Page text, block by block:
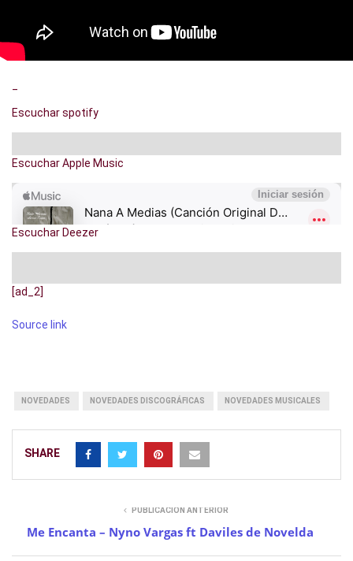
Escuchar spotify
Escuchar Apple Music
Escuchar Deezer
[ad_2]
Source link
NOVEDADES NOVEDADES DISCOGRÁFICAS NOVEDADES MUSICALES
SHARE
PUBLICACIÓN ANTERIOR
Me Encanta – Nyno Vargas ft Daviles de Novelda